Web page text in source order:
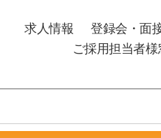
求人情報 登録会・面
ご採用担当者様